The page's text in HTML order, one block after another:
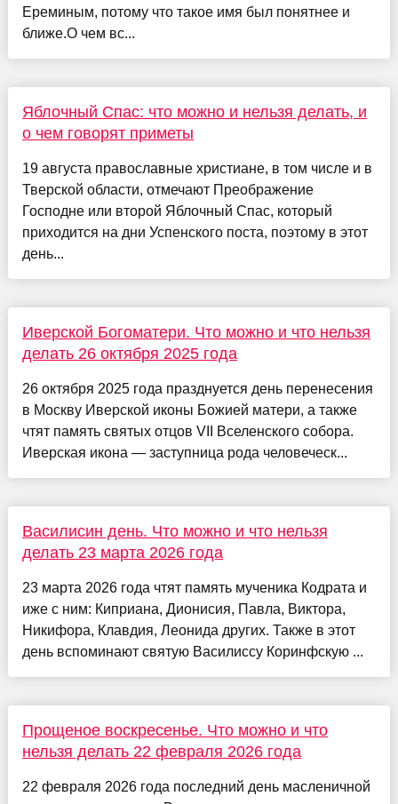
Ереминым, потому что такое имя был понятнее и
ближе.О чем вс...
Яблочный Спас: что можно и нельзя делать, и
о чем говорят приметы
19 августа православные христиане, в том числе и в
Тверской области, отмечают Преображение
Господне или второй Яблочный Спас, который
приходится на дни Успенского поста, поэтому в этот
день...
Иверской Богоматери. Что можно и что нельзя
делать 26 октября 2025 года
26 октября 2025 года празднуется день перенесения
в Москву Иверской иконы Божией матери, а также
чтят память святых отцов VII Вселенского собора.
Иверская икона — заступница рода человеческ...
Василисин день. Что можно и что нельзя
делать 23 марта 2026 года
23 марта 2026 года чтят память мученика Кодрата и
иже с ним: Киприана, Дионисия, Павла, Виктора,
Никифора, Клавдия, Леонида других. Также в этот
день вспоминают святую Василиссу Коринфскую ...
Прощеное воскресенье. Что можно и что
нельзя делать 22 февраля 2026 года
22 февраля 2026 года последний день масленичной